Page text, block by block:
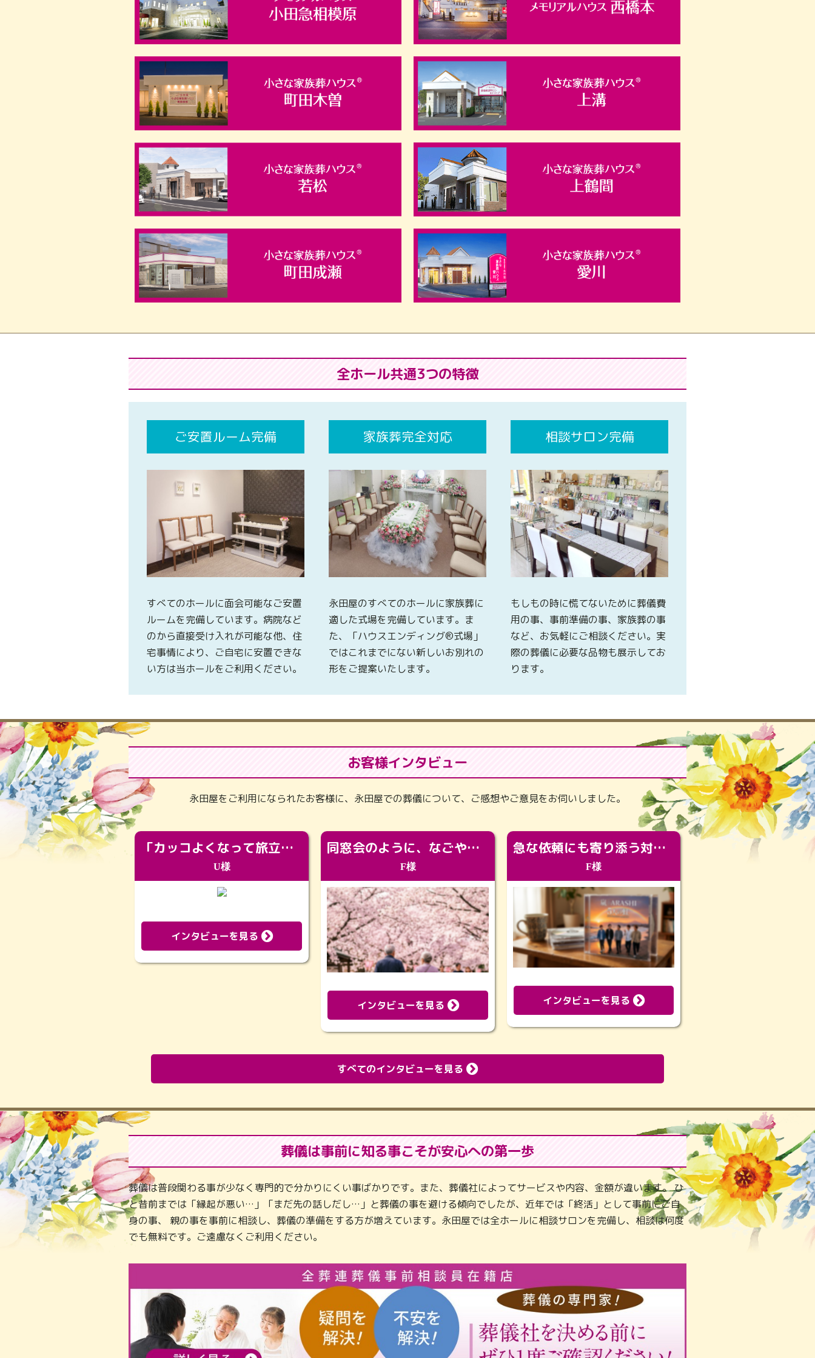
全ホール共通3つの特徴
ご安置ルーム完備
すべてのホールに面会可能なご安置
ルームを完備しています。病院など
のから直接受け入れが可能な他、住
宅事情により、ご自宅に安置できな
い方は当ホールをご利用ください。
家族葬完全対応
永田屋のすべてのホールに家族葬に
適した式場を完備しています。ま
た、「ハウスエンディング®式場」
ではこれまでにない新しいお別れの
形をご提案いたします。
相談サロン完備
もしもの時に慌てないために葬儀費
用の事、事前準備の事、家族葬の事
など、お気軽にご相談ください。実
際の葬儀に必要な品物も展示してお
ります。
お客様インタビュー
永田屋をご利用になられたお客様に、永田屋での葬儀について、ご感想やご意見をお伺いしました。
「カッコよくなって旅立っていってくれました（笑）もっとカッコいいって言ってあげればよかったな」
U様
インタビューを見る
同窓会のように、なごやかに。92歳の旅立ちを彩った、再会と感謝の場
F様
インタビューを見る
急な依頼にも寄り添う対応。メモリアルコーナーで振り返る大切な日々
F様
インタビューを見る
すべてのインタビューを見る
葬儀は事前に知る事こそが安心への第一歩
葬儀は普段関わる事が少なく専門的で分かりにくい事ばかりです。また、葬儀社によってサービスや内容、金額が違います。 ひ
と昔前までは「縁起が悪い…」「まだ先の話しだし…」と葬儀の事を避ける傾向でしたが、近年では「終活」として事前にご自
身の事、 親の事を事前に相談し、葬儀の準備をする方が増えています。永田屋では全ホールに相談サロンを完備し、相談は何度
でも無料です。ご遠慮なくご利用ください。